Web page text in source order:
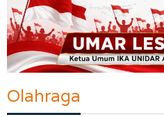
Olahraga